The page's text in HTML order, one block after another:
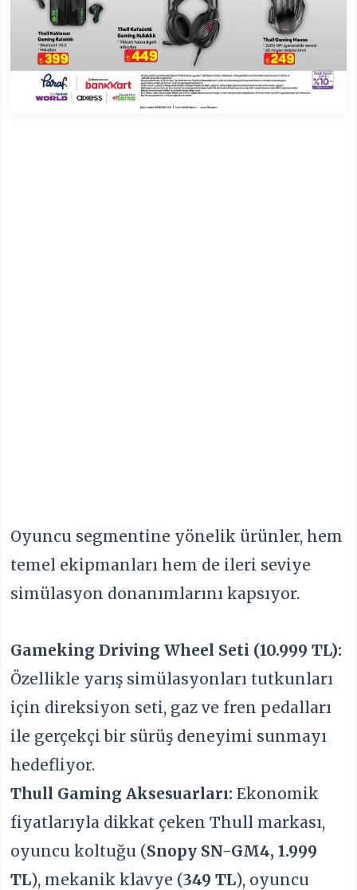
Oyuncu segmentine yönelik ürünler, hem
temel ekipmanları hem de ileri seviye
simülasyon donanımlarını kapsıyor.
Gameking Driving Wheel Seti (10.999 TL):
Özellikle yarış simülasyonları tutkunları
için direksiyon seti, gaz ve fren pedalları
ile gerçekçi bir sürüş deneyimi sunmayı
hedefliyor.
Thull Gaming Aksesuarları: Ekonomik
fiyatlarıyla dikkat çeken Thull markası,
oyuncu koltuğu (Snopy SN-GM4, 1.999
TL), mekanik klavye (349 TL), oyuncu